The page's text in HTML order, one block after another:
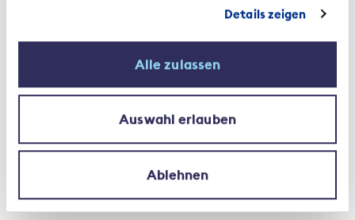
Details zeigen
Alle zulassen
Auswahl erlauben
Ablehnen